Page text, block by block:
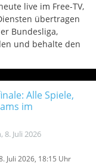
live im Free-TV,
übertragen
Bundesliga,
und behalte den
Alle Spiele,
im
Juli 2026
. Juli 2026, 18:15 Uhr